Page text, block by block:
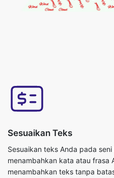
Sesuaikan Teks
Sesuaikan teks Anda pada
menambahkan kata atau frasa
menambahkan teks tanpa